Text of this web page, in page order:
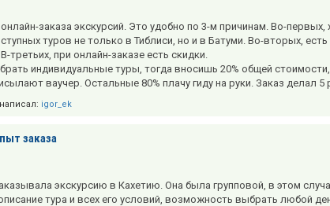
заказа экскурсий. Это удобно по 3-м причинам. Во-
туров не только в Тиблиси, но и в Батуми. Во-вторых,
третьих, при онлайн-заказе есть скидки.
индивидуальные туры, тогда вносишь 20% общей
ваучер. Остальные 80% плачу гиду на руки. Заказ делал 5
igor_ek
заказа
экскурсию в Кахетию. Она была групповой, в этом
тура и всех его условий, возможность выбрать любой